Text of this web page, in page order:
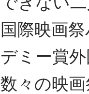
国際映画
デミー賞
数々の映